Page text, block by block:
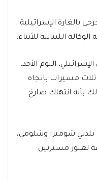
الهجوم إلى سقوط قتيل و 4 جرحى بالغارة الإسرائيلية
اللبنانية للأنباء.
اليوم الأحد،
ثلاث مسيرات باتجاه
بأنه انتهاك صارخ
شوميرا وشلومي،
لعبور مسيرتين